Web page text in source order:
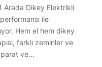
1 Arada Dikey Elektrikli
ile
Hem el hem dikey
farklı zeminler ve
ve...